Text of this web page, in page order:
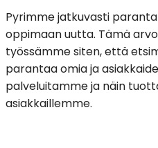
Pyrimme jatkuvasti
oppimaan uutta. Tämä
työssämme siten, että
parantaa omia ja
palveluitamme ja näin
asiakkaillemme.